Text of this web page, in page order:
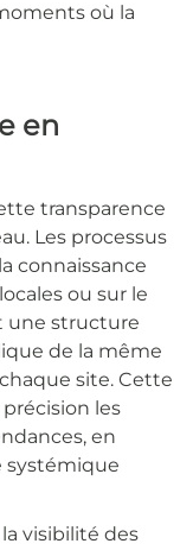
où la
en
transparence
Les processus
connaissance
ou sur le
une structure
de la même
site. Cette
les
en
systémique
visibilité des